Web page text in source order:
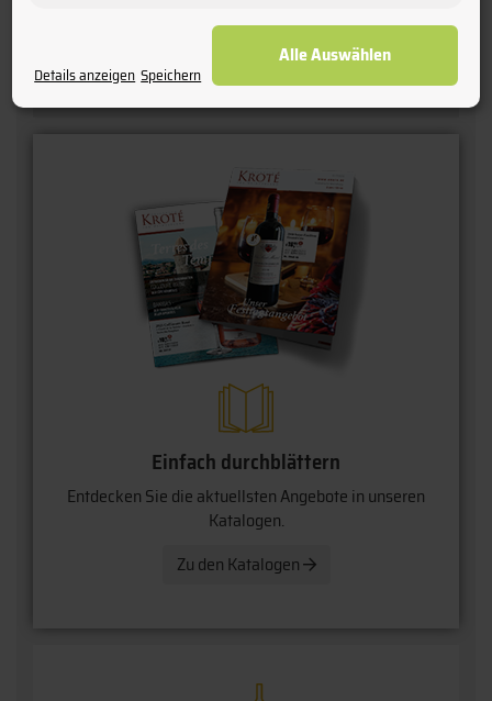
Kundenbewertungen
Einfach durchblättern
Entdecken Sie die aktuellsten Angebote in unseren
Katalogen.
Zu den Katalogen
Details anzeigen Speichern
Alle Auswählen